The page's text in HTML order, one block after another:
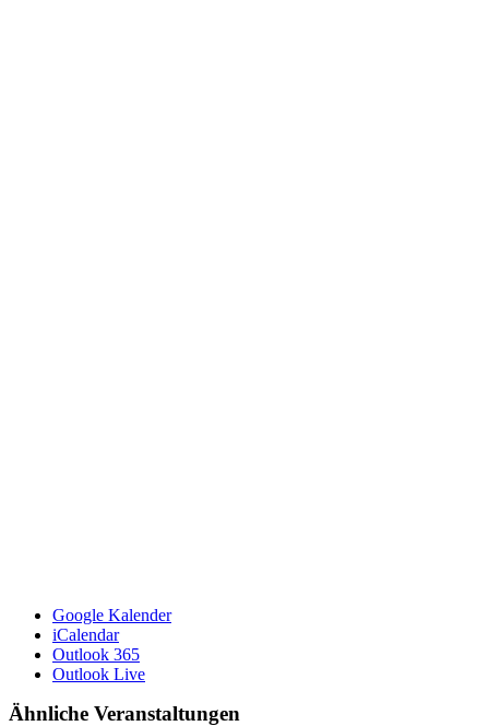
Google Kalender
iCalendar
Outlook 365
Outlook Live
Ähnliche Veranstaltungen